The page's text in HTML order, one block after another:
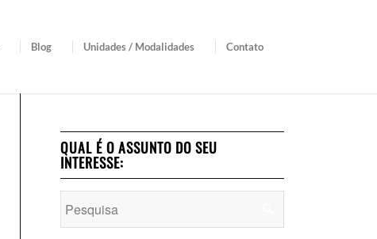
Blog Unidades / Modalidades Contato
QUAL É O ASSUNTO DO SEU
INTERESSE: